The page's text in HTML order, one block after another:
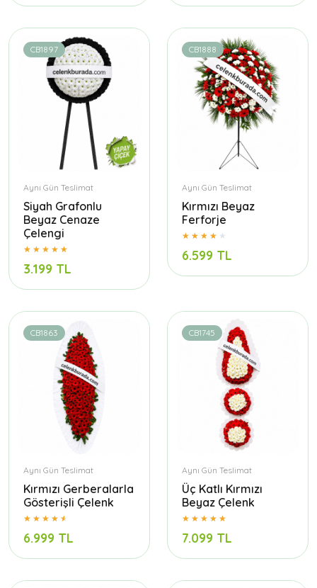
CB1897
Aynı Gün Teslimat
Siyah Grafonlu
Beyaz Cenaze
Çelengi
3.199 TL
CB1888
Aynı Gün Teslimat
Kırmızı Beyaz
Ferforje
6.599 TL
CB1863
Aynı Gün Teslimat
Kırmızı Gerberalarla
Gösterişli Çelenk
6.999 TL
CB1745
Aynı Gün Teslimat
Üç Katlı Kırmızı
Beyaz Çelenk
7.099 TL